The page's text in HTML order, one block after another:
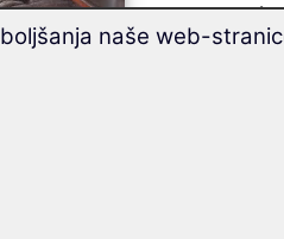
se već
naše web-